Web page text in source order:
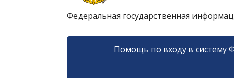
Федеральная государственная
Помощь по входу в систему